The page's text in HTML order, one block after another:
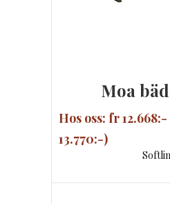
Moa
Hos oss: fr
13.770:-)